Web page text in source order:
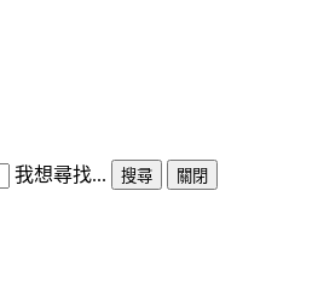
我想尋找... 搜尋
關閉